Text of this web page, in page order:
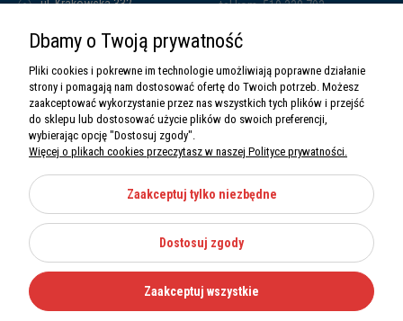
ul. Krakowska 332,
Sawim Group Mariusz Zdyb sp. k.
NIP: 5130284470
REGON: 5246591010
tel.kom. 519 338 793
O nas
Informacje
Moje konto
Kategorie
Dbamy o Twoją prywatność
Pliki cookies i pokrewne im technologie umożliwiają poprawne działanie
strony i pomagają nam dostosować ofertę do Twoich potrzeb. Możesz
zaakceptować wykorzystanie przez nas wszystkich tych plików i przejść
do sklepu lub dostosować użycie plików do swoich preferencji,
wybierając opcję "Dostosuj zgody".
Więcej o plikach cookies przeczytasz w naszej Polityce prywatności.
Zaakceptuj tylko niezbędne
Dostosuj zgody
Zaakceptuj wszystkie